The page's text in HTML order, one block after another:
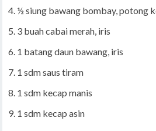
½ siung bawang bombay, potong
3 buah cabai merah, iris
1 batang daun bawang, iris
1 sdm saus tiram
1 sdm kecap manis
1 sdm kecap asin